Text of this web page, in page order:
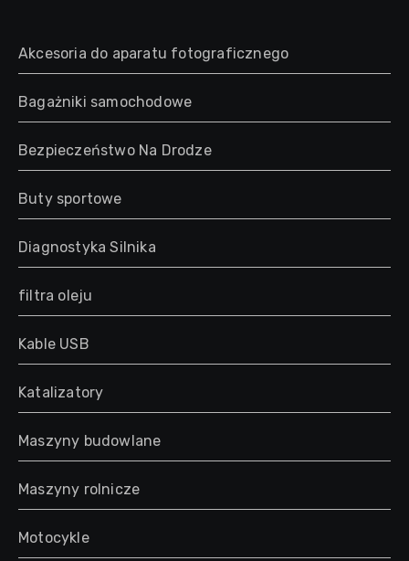
Akcesoria do aparatu fotograficznego
Bagażniki samochodowe
Bezpieczeństwo Na Drodze
Buty sportowe
Diagnostyka Silnika
filtra oleju
Kable USB
Katalizatory
Maszyny budowlane
Maszyny rolnicze
Motocykle